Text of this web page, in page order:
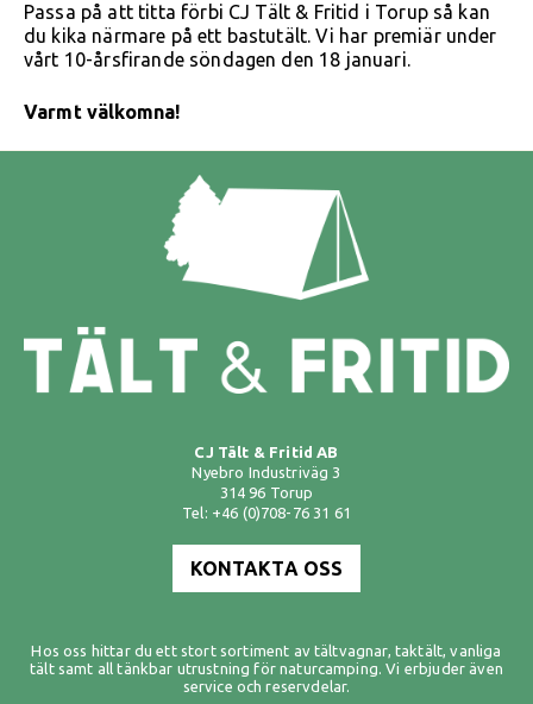
Passa på att titta förbi CJ Tält & Fritid i Torup så kan
du kika närmare på ett bastutält. Vi har premiär under
vårt 10-årsfirande söndagen den 18 januari.
Varmt välkomna!
CJ Tält & Fritid AB
Nyebro Industriväg 3
314 96 Torup
Tel: +46 (0)708-76 31 61
KONTAKTA OSS
Hos oss hittar du ett stort sortiment avtältvagnar, taktält,vanliga
tältsamt all tänkbar utrustning för naturcamping. Vi erbjuder även
service och reservdelar.